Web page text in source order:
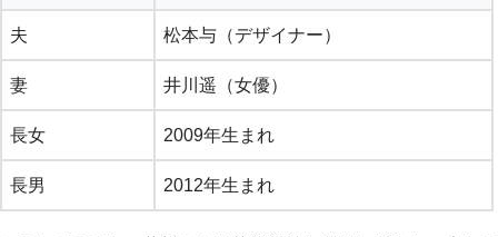
夫 松本与（デザイナー）
妻 井川遥（女優）
長女 2009年生まれ
長男 2012年生まれ